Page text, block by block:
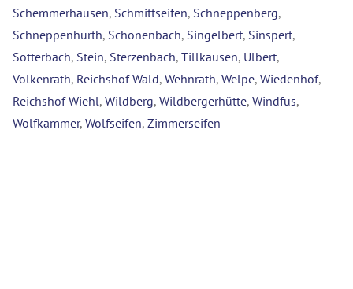
Schemmerhausen, Schmittseifen, Schneppenberg,
Schneppenhurth, Schönenbach, Singelbert, Sinspert,
Sotterbach, Stein, Sterzenbach, Tillkausen, Ulbert,
Volkenrath, Reichshof Wald, Wehnrath, Welpe, Wiedenhof,
Reichshof Wiehl, Wildberg, Wildbergerhütte, Windfus,
Wolfkammer, Wolfseifen, Zimmerseifen